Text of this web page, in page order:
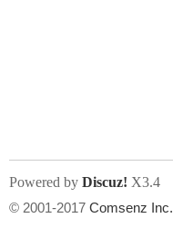
Powered by Discuz! X3.4
© 2001-2017 Comsenz Inc.